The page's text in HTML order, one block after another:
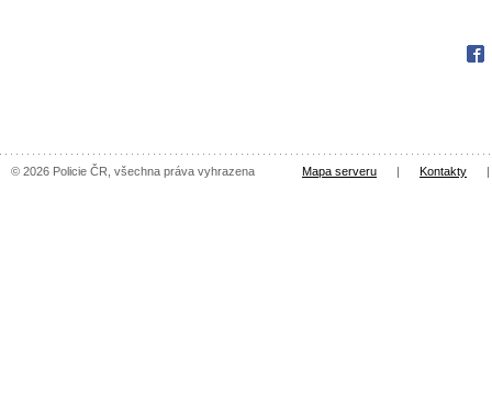
© 2026 Policie ČR, všechna práva vyhrazena Mapa serveru | Kontakty |